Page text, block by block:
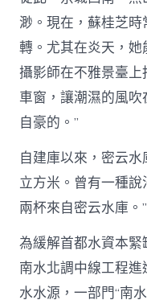
渺。現在，蘇桂芝
轉。尤其在炎天，她
攝影師在不雅景臺
車窗，讓潮濕的風
自豪的。”
自建庫以來，密云
立方米。曾有一種
兩杯來自密云水庫。”
為緩解首都水資本
南水北調中線工程
水水源，一部門“南